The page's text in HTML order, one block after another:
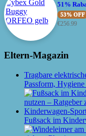
51%
53% OFF
€256.99
Eltern-Magazin
Tragbare
Passform,
Fußsack im